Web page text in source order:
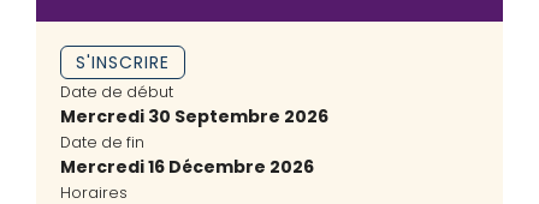
S'INSCRIRE
Date de début
Mercredi 30 Septembre 2026
Date de fin
Mercredi 16 Décembre 2026
Horaires